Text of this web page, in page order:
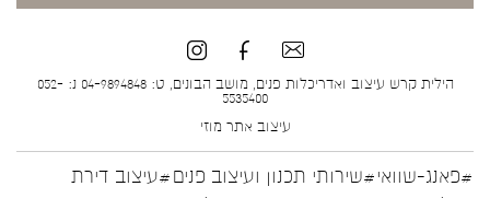
הילית קרש עיצוב ואדריכלות פנים, מושב הבונים, ט: 04-9894848 נ: 052-
5535400
עיצוב אתר מוזי
#פאנג-שוואי#שירותי תכנון ועיצוב פנים#עיצוב דירת